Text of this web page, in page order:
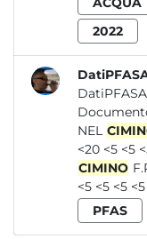
2022
NEL
<20 <5 <5
CIMINO
<5 <5 <5
PFAS